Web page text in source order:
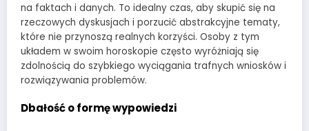
na faktach i danych. To idealny czas, aby skupić się na
rzeczowych dyskusjach i porzucić abstrakcyjne tematy,
które nie przynoszą realnych korzyści. Osoby z tym
układem w swoim horoskopie często wyróżniają się
zdolnością do szybkiego wyciągania trafnych wniosków i
rozwiązywania problemów.
Dbałość o formę wypowiedzi